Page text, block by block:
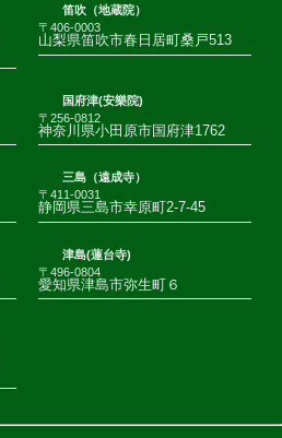
笛吹（地蔵院）
〒406-0003
山梨県笛吹市春日居町桑戸513
国府津(安樂院)
〒256-0812
神奈川県小田原市国府津1762
三島（遠成寺）
〒411-0031
静岡県三島市幸原町2-7-45
津島(蓮台寺)
〒496-0804
愛知県津島市弥生町６